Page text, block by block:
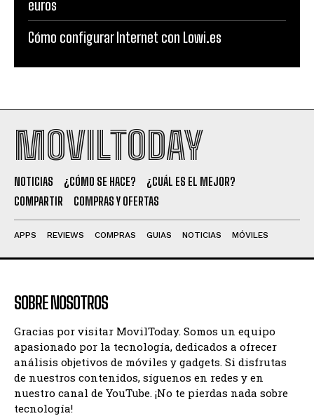
euros
Cómo configurar Internet con Lowi.es
MOVILTODAY
NOTICIAS ¿CÓMO SE HACE?
¿CUÁL ES EL MEJOR?
COMPARTIR
COMPRAS Y OFERTAS
APPS REVIEWS COMPRAS GUIAS NOTICIAS MÓVILES
SOBRE NOSOTROS
Gracias por visitar MovilToday. Somos un equipo
apasionado por la tecnología, dedicados a ofrecer
análisis objetivos de móviles y gadgets. Si disfrutas
de nuestros contenidos, síguenos en redes y en
nuestro canal de YouTube. ¡No te pierdas nada sobre
tecnología!